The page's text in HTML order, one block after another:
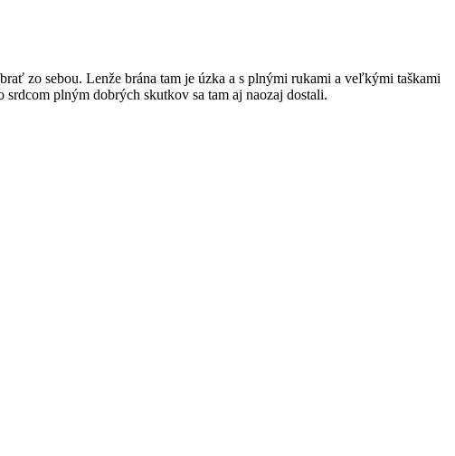
zo sebou. Lenže brána tam je úzka a s plnými rukami a veľkými taškami
plným dobrých skutkov sa tam aj naozaj dostali.